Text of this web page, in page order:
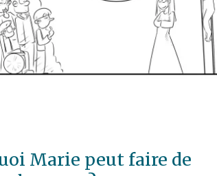
Marie peut faire de